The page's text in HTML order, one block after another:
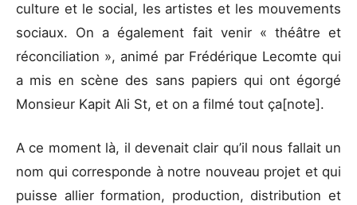
culture et le social, les artistes et les mouvements
sociaux. On a également fait venir « théâtre et
réconciliation », animé par Frédérique Lecomte qui
a mis en scène des sans papiers qui ont égorgé
Monsieur Kapit Ali St, et on a filmé tout ça[note].
A ce moment là, il devenait clair qu’il nous fallait un
nom qui corresponde à notre nouveau projet et qui
puisse allier formation, production, distribution et